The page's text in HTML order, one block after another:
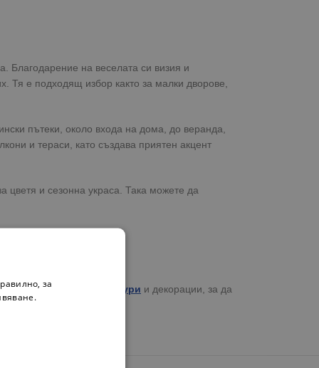
Благодарение на веселата си визия и
Тя е подходящ избор както за малки дворове,
пътеки, около входа на дома, до веранда,
и тераси, като създава приятен акцент
цветя и сезонна украса. Така можете да
ниградински фигури и декорации, за да
за